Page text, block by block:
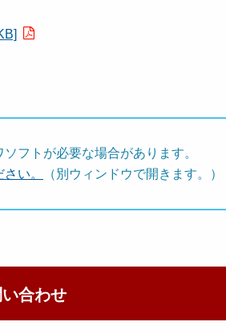
フトが必要な場合があります。
い。
（別ウィンドウで開きます。）
合わせ